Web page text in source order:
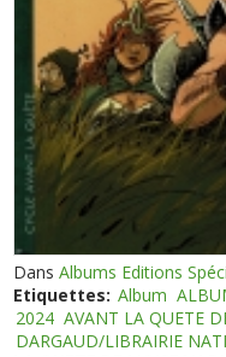
DansAlbums Editions
Etiquettes: Album
2024 AVANT LA QUETE
DARGAUD/LIBRAIRIE